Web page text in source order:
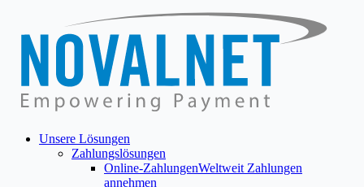
Unsere Lösungen
Zahlungslösungen
Online-ZahlungenWeltweit Zahlungen
annehmen